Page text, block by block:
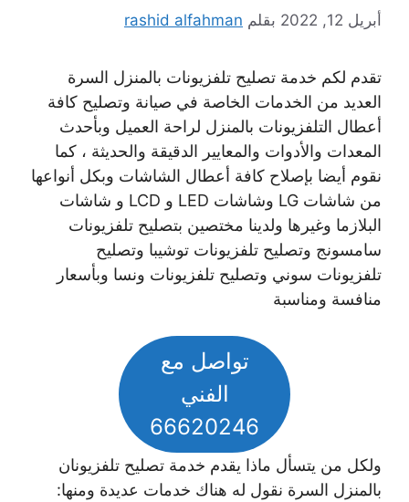
أبريل 12, 2022 بقلم rashid alfahman
تقدم لكم خدمة تصليح تلفزيونات بالمنزل السرة
العديد من الخدمات الخاصة في صيانة وتصليح كافة
أعطال التلفزيونات بالمنزل لراحة العميل وبأحدث
المعدات والأدوات والمعايير الدقيقة والحديثة ، كما
نقوم أيضا بإصلاح كافة أعطال الشاشات وبكل أنواعها
من شاشات LG وشاشات LED و LCD و شاشات
البلازما وغيرها ولدينا مختصين بتصليح تلفزيونات
سامسونج وتصليح تلفزيونات توشيبا وتصليح
تلفزيونات سوني وتصليح تلفزيونات ونسا وبأسعار
منافسة ومناسبة
تواصل مع
الفني
66620246
ولكل من يتسأل ماذا يقدم خدمة تصليح تلفزيونان
بالمنزل السرة نقول له هناك خدمات عديدة ومنها: